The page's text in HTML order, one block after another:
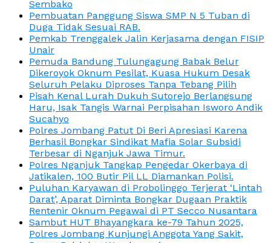
Sembako
Pembuatan Panggung Siswa SMP N 5 Tuban di
Duga Tidak Sesuai RAB.
Pemkab Trenggalek Jalin Kerjasama dengan FISIP
Unair
Pemuda Bandung Tulungagung Babak Belur
Dikeroyok Oknum Pesilat, Kuasa Hukum Desak
Seluruh Pelaku Diproses Tanpa Tebang Pilih
Pisah Kenal Lurah Dukuh Sutorejo Berlangsung
Haru, Isak Tangis Warnai Perpisahan Isworo Andik
Sucahyo
Polres Jombang Patut Di Beri Apresiasi Karena
Berhasil Bongkar Sindikat Mafia Solar Subsidi
Terbesar di Nganjuk Jawa Timur.
Polres Nganjuk Tangkap Pengedar Okerbaya di
Jatikalen, 100 Butir Pil LL Diamankan Polisi.
Puluhan Karyawan di Probolinggo Terjerat ‘Lintah
Darat’, Aparat Diminta Bongkar Dugaan Praktik
Rentenir Oknum Pegawai di PT Secco Nusantara
Sambut HUT Bhayangkara ke-79 Tahun 2025,
Polres Jombang Kunjungi Anggota Yang Sakit,